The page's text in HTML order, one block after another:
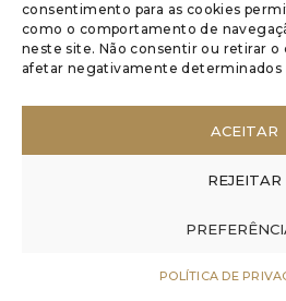
consentimento para as cookies
como o comportamento de
neste site. Não consentir ou retirar
afetar negativamente determinados
ACEITAR
REJEITAR
POLÍTICA DE